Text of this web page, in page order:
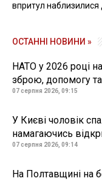
впритул наблизилися
ОСТАННІ НОВИНИ »
НАТО у 2026 році
зброю, допомогу
07 серпня 2026, 09:15
У Києві чоловік
намагаючись
07 серпня 2026, 09:14
На Полтавщині на